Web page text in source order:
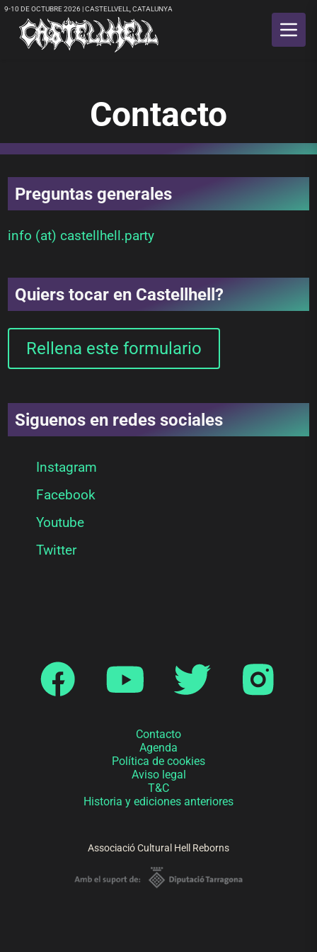
9-10 DE OCTUBRE 2026 | CASTELLVELL, CATALUNYA
Contacto
Preguntas generales
info (at) castellhell.party
Quiers tocar en Castellhell?
Rellena este formulario
Siguenos en redes sociales
Instagram
Facebook
Youtube
Twitter
Contacto
Agenda
Política de cookies
Aviso legal
T&C
Historia y ediciones anteriores
Associació Cultural Hell Reborns